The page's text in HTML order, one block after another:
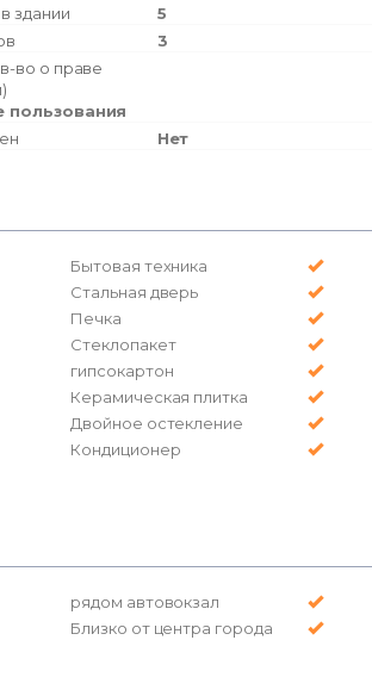
здании
5
3
во о праве
пользования
Нет
Бытовая техника
Стальная дверь
Печка
Стеклопакет
гипсокартон
Керамическая плитка
Двойное остекление
Кондиционер
рядом автовокзал
Близко от центра города